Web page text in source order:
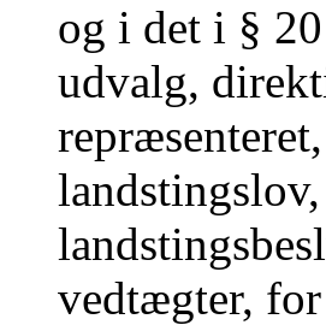
og i det i §
udvalg,
vedtægter,